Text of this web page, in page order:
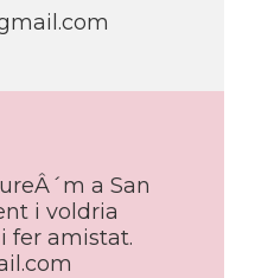
a San
i voldria
fer amistat.